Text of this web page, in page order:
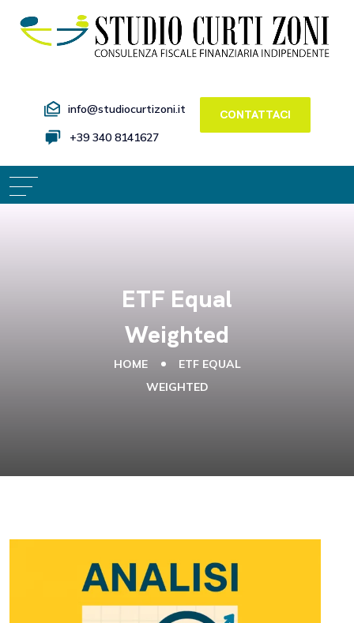
info@studiocurtizoni.it
+39 340 8141627
CONTATTACI
ETF Equal
Weighted
HOME
ETF EQUAL
WEIGHTED